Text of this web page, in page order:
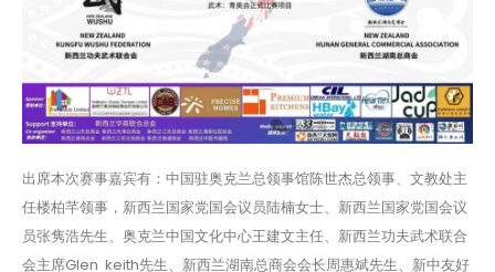
出席本次赛事嘉宾有：中国驻奥克兰总领事馆陈世杰总领事、文教处主
任楼柏芊领事，新西兰国家党国会议员陆楠女士、新西兰国家党国会议
员张隽浩先生、奥克兰中国文化中心王建文主任、新西兰功夫武术联合
会主席Glen keith先生、新西兰湖南总商会会长周惠斌先生、新中友好